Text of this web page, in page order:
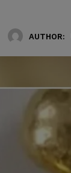
AUTHOR: